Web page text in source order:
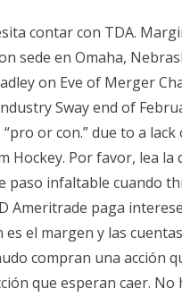
contar con TDA.
sede en Omaha,
on Eve of Merger
Sway end of
or con.” due to a
Hockey. Por favor, lea
paso infaltable cuando
Ameritrade paga
es el margen y las
compran una acción
que esperan caer.